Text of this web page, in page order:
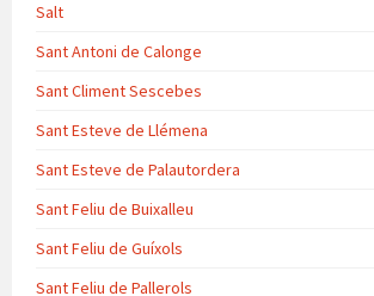
Salt
Sant Antoni de Calonge
Sant Climent Sescebes
Sant Esteve de Llémena
Sant Esteve de Palautordera
Sant Feliu de Buixalleu
Sant Feliu de Guíxols
Sant Feliu de Pallerols